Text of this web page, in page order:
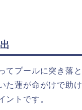
てプールに突き落と
た蓮が命がけで助
ントです。